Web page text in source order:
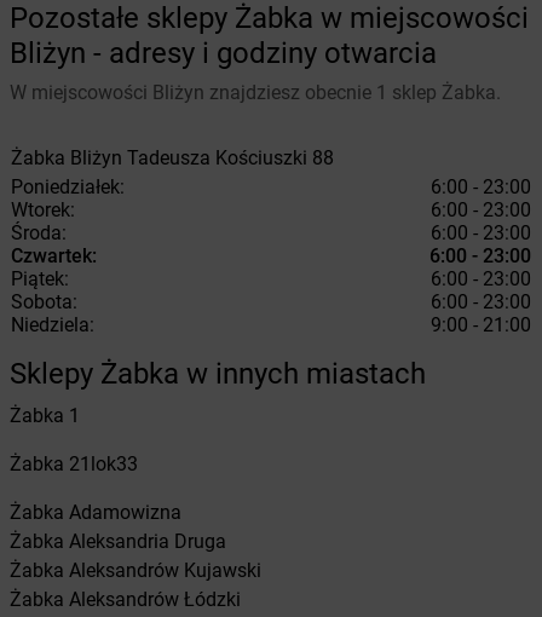
Pozostałe sklepy Żabka w miejscowości
Bliżyn - adresy i godziny otwarcia
W miejscowości Bliżyn znajdziesz obecnie 1 sklep Żabka.
Żabka Bliżyn Tadeusza Kościuszki 88
Poniedziałek:
6:00 - 23:00
Wtorek:
6:00 - 23:00
Środa:
6:00 - 23:00
Czwartek:
6:00 - 23:00
Piątek:
6:00 - 23:00
Sobota:
6:00 - 23:00
Niedziela:
9:00 - 21:00
Sklepy Żabka w innych miastach
Żabka 1
Żabka 21lok33
Żabka Adamowizna
Żabka Aleksandria Druga
Żabka Aleksandrów Kujawski
Żabka Aleksandrów Łódzki